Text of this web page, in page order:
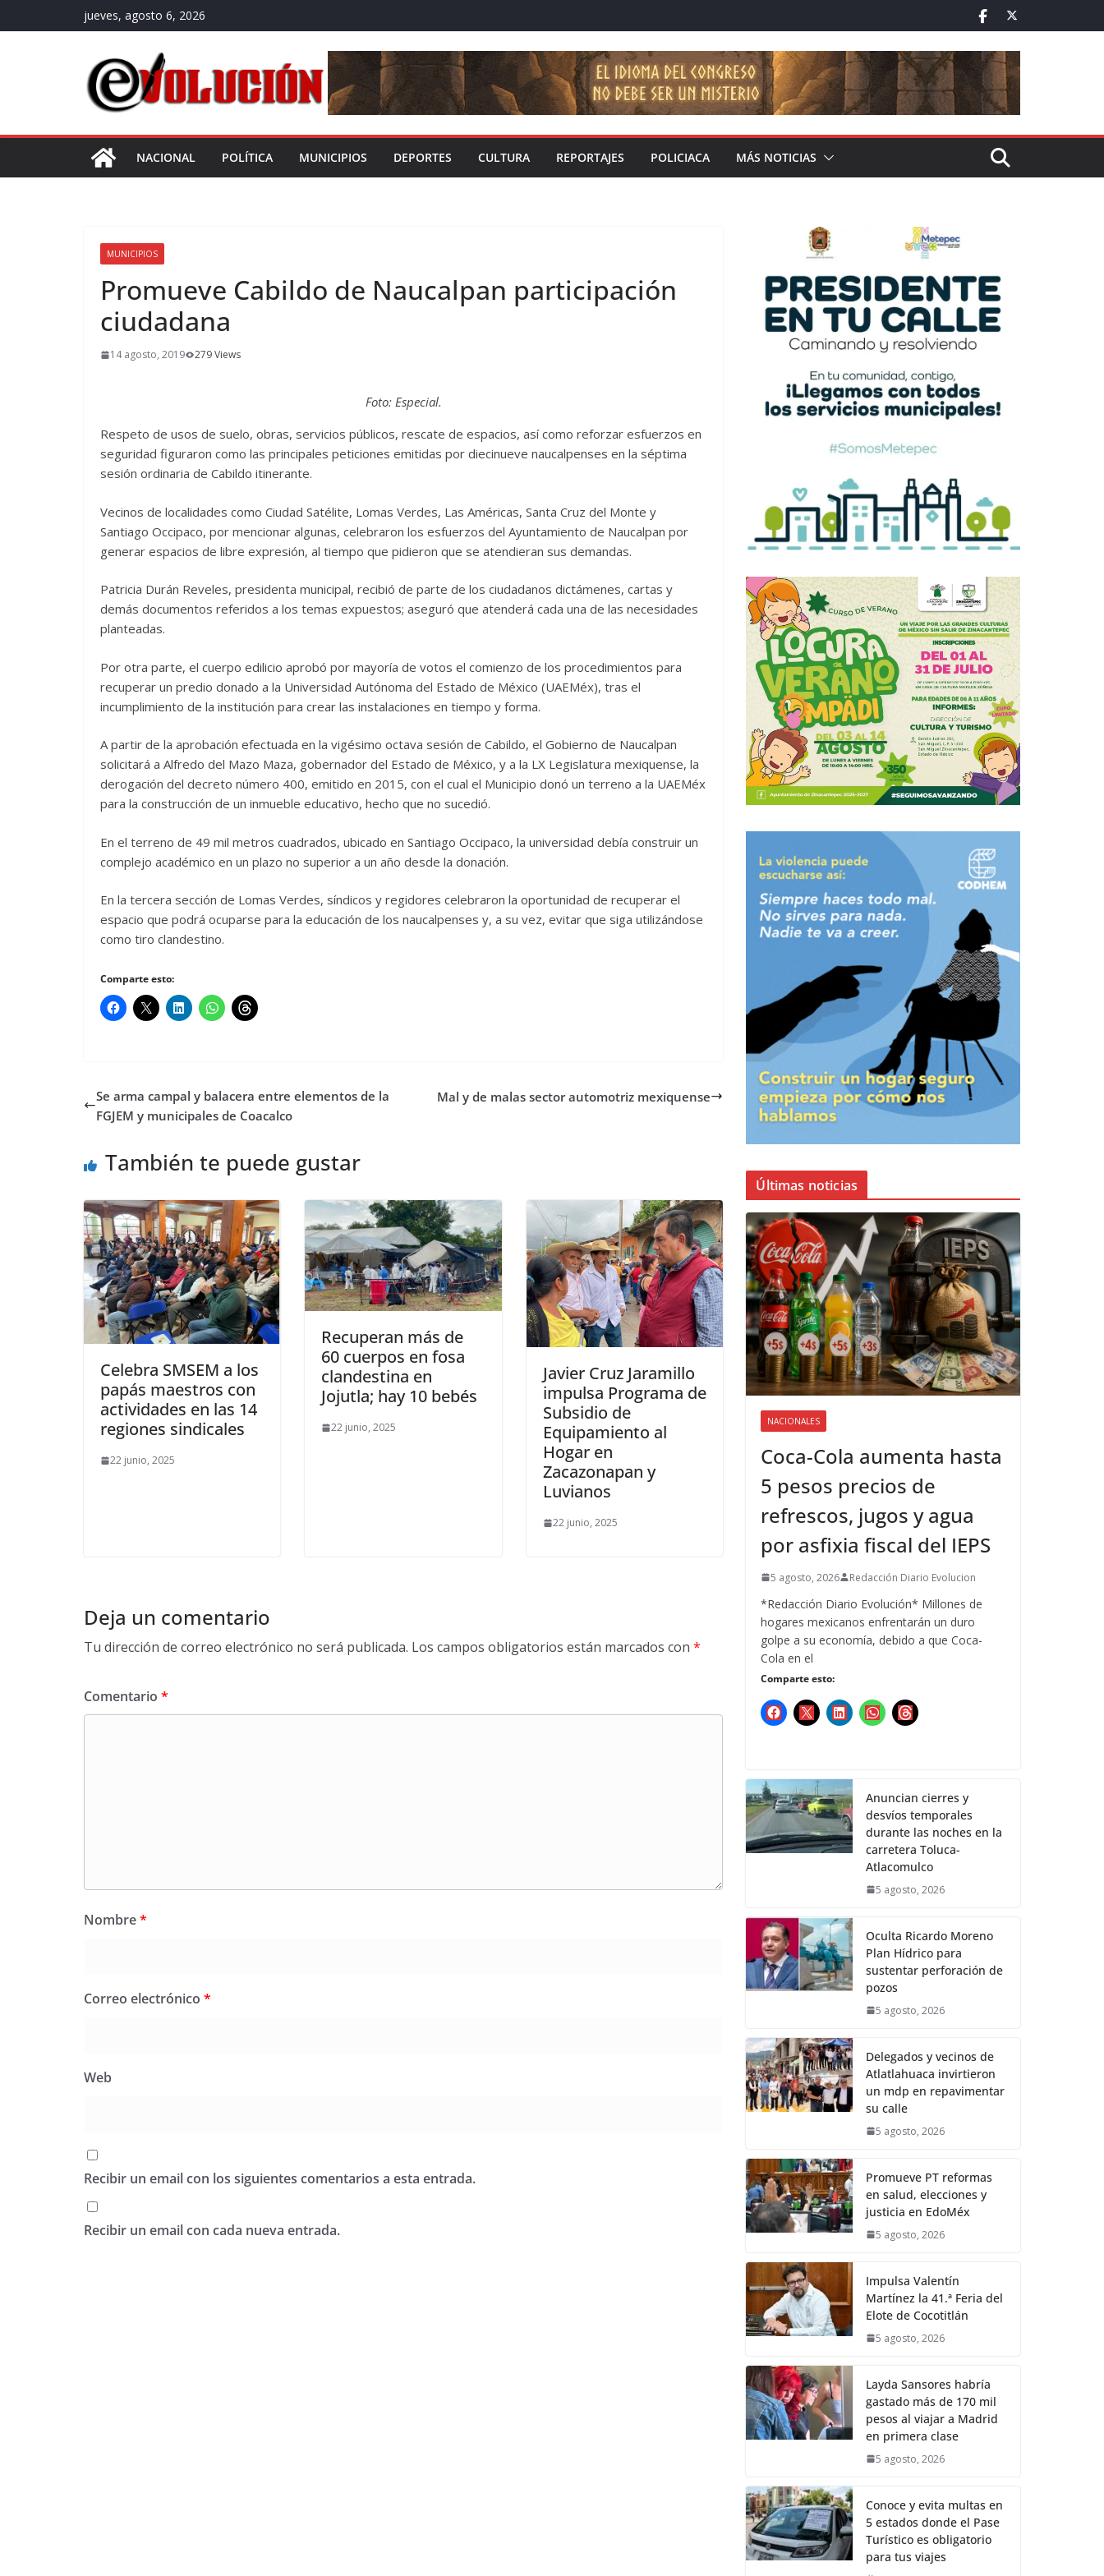
al
jueves, agosto 6, 2026
NACIONAL POLÍTICA MUNICIPIOS DEPORTES CULTURA REPORTAJES POLICIACA MÁS NOTICIAS
MUNICIPIOS
Promueve Cabildo de Naucalpan participación
ciudadana
14 agosto, 2019 279 Views
Foto: Especial.
Respeto de usos de suelo, obras, servicios públicos, rescate de espacios, así como reforzar esfuerzos en
seguridad figuraron como las principales peticiones emitidas por diecinueve naucalpenses en la séptima
sesión ordinaria de Cabildo itinerante.
Vecinos de localidades como Ciudad Satélite, Lomas Verdes, Las Américas, Santa Cruz del Monte y
Santiago Occipaco, por mencionar algunas, celebraron los esfuerzos del Ayuntamiento de Naucalpan por
generar espacios de libre expresión, al tiempo que pidieron que se atendieran sus demandas.
Patricia Durán Reveles, presidenta municipal, recibió de parte de los ciudadanos dictámenes, cartas y
demás documentos referidos a los temas expuestos; aseguró que atenderá cada una de las necesidades
planteadas.
Por otra parte, el cuerpo edilicio aprobó por mayoría de votos el comienzo de los procedimientos para
recuperar un predio donado a la Universidad Autónoma del Estado de México (UAEMéx), tras el
incumplimiento de la institución para crear las instalaciones en tiempo y forma.
A partir de la aprobación efectuada en la vigésimo octava sesión de Cabildo, el Gobierno de Naucalpan
solicitará a Alfredo del Mazo Maza, gobernador del Estado de México, y a la LX Legislatura mexiquense, la
derogación del decreto número 400, emitido en 2015, con el cual el Municipio donó un terreno a la UAEMéx
para la construcción de un inmueble educativo, hecho que no sucedió.
En el terreno de 49 mil metros cuadrados, ubicado en Santiago Occipaco, la universidad debía construir un
complejo académico en un plazo no superior a un año desde la donación.
En la tercera sección de Lomas Verdes, síndicos y regidores celebraron la oportunidad de recuperar el
espacio que podrá ocuparse para la educación de los naucalpenses y, a su vez, evitar que siga utilizándose
como tiro clandestino.
Comparte esto:
Se arma campal y balacera entre elementos de la
FGJEM y municipales de Coacalco
Mal y de malas sector automotriz mexiquense
También te puede gustar
Celebra SMSEM a los
papás maestros con
actividades en las 14
regiones sindicales
22 junio, 2025
Recuperan más de
60 cuerpos en fosa
clandestina en
Jojutla; hay 10 bebés
22 junio, 2025
Javier Cruz Jaramillo
impulsa Programa de
Subsidio de
Equipamiento al
Hogar en
Zacazonapan y
Luvianos
22 junio, 2025
Deja un comentario
Tu dirección de correo electrónico no será publicada. Los campos obligatorios están marcados con *
Comentario *
Nombre*
Correo electrónico *
Web
Recibir un email con los siguientes comentarios a esta entrada.
Recibir un email con cada nueva entrada.
Últimas noticias
NACIONALES
Coca-Cola aumenta hasta
5 pesos precios de
refrescos, jugos y agua
por asfixia fiscal del IEPS
5 agosto, 2026 Redacción Diario Evolucion
*Redacción Diario Evolución* Millones de
hogares mexicanos enfrentarán un duro
golpe a su economía, debido a que Coca-
Cola en el
Comparte esto:
Anuncian cierres y
desvíos temporales
durante las noches en la
carretera Toluca-
Atlacomulco
5 agosto, 2026
Oculta Ricardo Moreno
Plan Hídrico para
sustentar perforación de
pozos
5 agosto, 2026
Delegados y vecinos de
Atlatlahuaca invirtieron
un mdp en repavimentar
su calle
5 agosto, 2026
Promueve PT reformas
en salud, elecciones y
justicia en EdoMéx
5 agosto, 2026
Impulsa Valentín
Martínez la 41.ª Feria del
Elote de Cocotitlán
5 agosto, 2026
Layda Sansores habría
gastado más de 170 mil
pesos al viajar a Madrid
en primera clase
5 agosto, 2026
Conoce y evita multas en
5 estados donde el Pase
Turístico es obligatorio
para tus viajes